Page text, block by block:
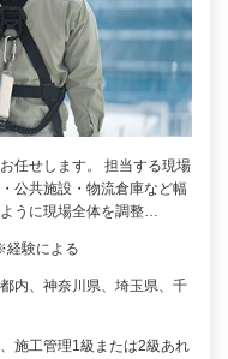
任せします。 担当する現場
公共施設・物流倉庫など幅
うに現場全体を調整…
験による
内、神奈川県、埼玉県、千
施工管理1級または2級あれ